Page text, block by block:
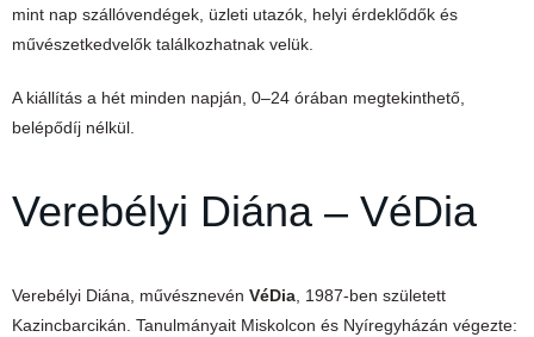
mint nap szállóvendégek, üzleti utazók, helyi érdeklődők és
művészetkedvelők találkozhatnak velük.
A kiállítás a hét minden napján, 0–24 órában megtekinthető,
belépődíj nélkül.
Verebélyi Diána – VéDia
Verebélyi Diána, művésznevén VéDia, 1987-ben született
Kazincbarcikán. Tanulmányait Miskolcon és Nyíregyházán végezte: